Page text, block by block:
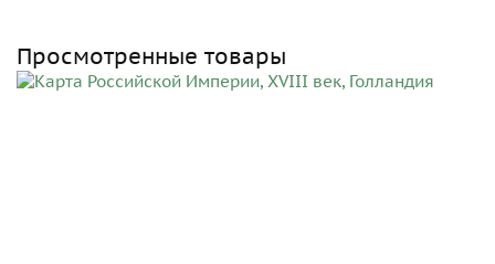
Просмотренные товары